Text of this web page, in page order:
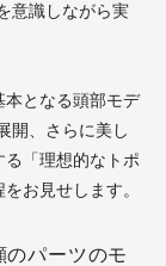
意識しながら実
本となる頭部モデ
開、さらに美し
「理想的なトポ
お見せします。
パーツのモ